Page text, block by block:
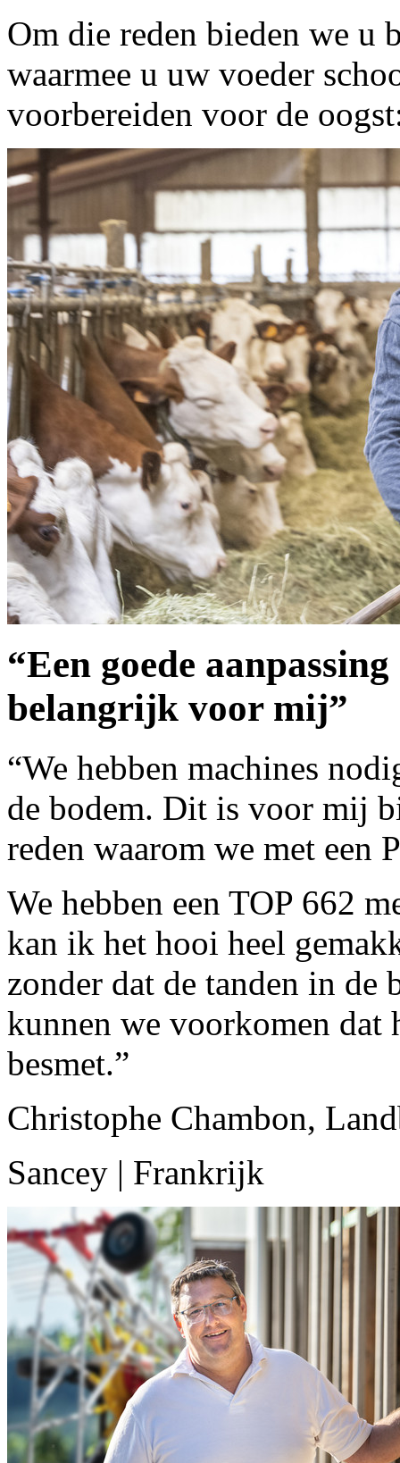
Om die reden bieden we
waarmee u uw voeder
voorbereiden voor de
“Een goede
belangrijk voor mij”
“We hebben machines
de bodem. Dit is voor mij
reden waarom we met een
We hebben een TOP 662
kan ik het hooi heel
zonder dat de tanden in de
kunnen we voorkomen dat
besmet.”
Christophe Chambon,
Sancey | Frankrijk